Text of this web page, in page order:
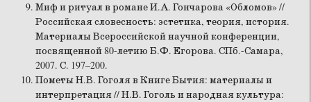
Миф и ритуал в романе И.А. Гончарова «Обломов» //
Российская словесность: эстетика, теория, история.
Материалы Всероссийской научной конференции,
посвященной 80-летию Б.Ф. Егорова. СПб.-Самара,
2007. С. 197–200.
Пометы Н.В. Гоголя в Книге Бытия: материалы и
интерпретация // Н.В. Гоголь и народная культура: